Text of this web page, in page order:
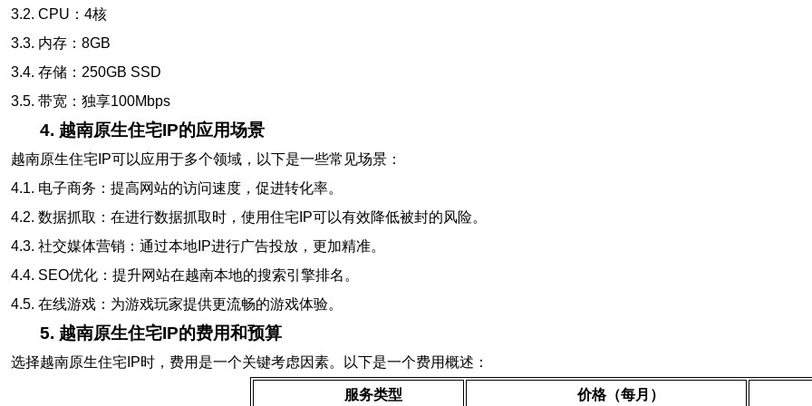
3.2. CPU：4核
3.3. 内存：8GB
3.4. 存储：250GB SSD
3.5. 带宽：独享100Mbps
4. 越南原生住宅IP的应用场景
越南原生住宅IP可以应用于多个领域，以下是一些常见场景：
4.1. 电子商务：提高网站的访问速度，促进转化率。
4.2. 数据抓取：在进行数据抓取时，使用住宅IP可以有效降低被封的风险。
4.3. 社交媒体营销：通过本地IP进行广告投放，更加精准。
4.4. SEO优化：提升网站在越南本地的搜索引擎排名。
4.5. 在线游戏：为游戏玩家提供更流畅的游戏体验。
5. 越南原生住宅IP的费用和预算
选择越南原生住宅IP时，费用是一个关键考虑因素。以下是一个费用概述：
服务类型 价格（每月）